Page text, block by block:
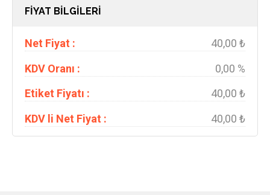
FİYAT BİLGİLERİ
Net Fiyat :
40,00 ₺
KDV Oranı :
0,00 %
Etiket Fiyatı :
40,00 ₺
KDV li Net Fiyat :
40,00 ₺